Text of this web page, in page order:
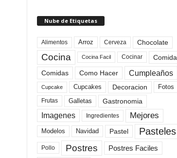
Nube de Etiquetas
Alimentos Arroz Cerveza Chocolate
Cocina Cocina Facil Cocinar
Comida
Comidas
Como Hacer Cumpleaños
Cupcake Cupcakes Decoracion Fotos
Frutas Galletas Gastronomia
Imagenes Ingredientes Mejores
Modelos Navidad Pastel Pasteles
Pollo Postres Postres Faciles